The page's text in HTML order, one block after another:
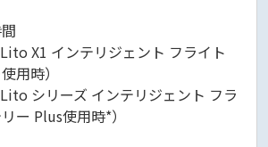
X1 インテリジェント フライト
用時）
シリーズ インテリジェント フラ
ー Plus使用時*）